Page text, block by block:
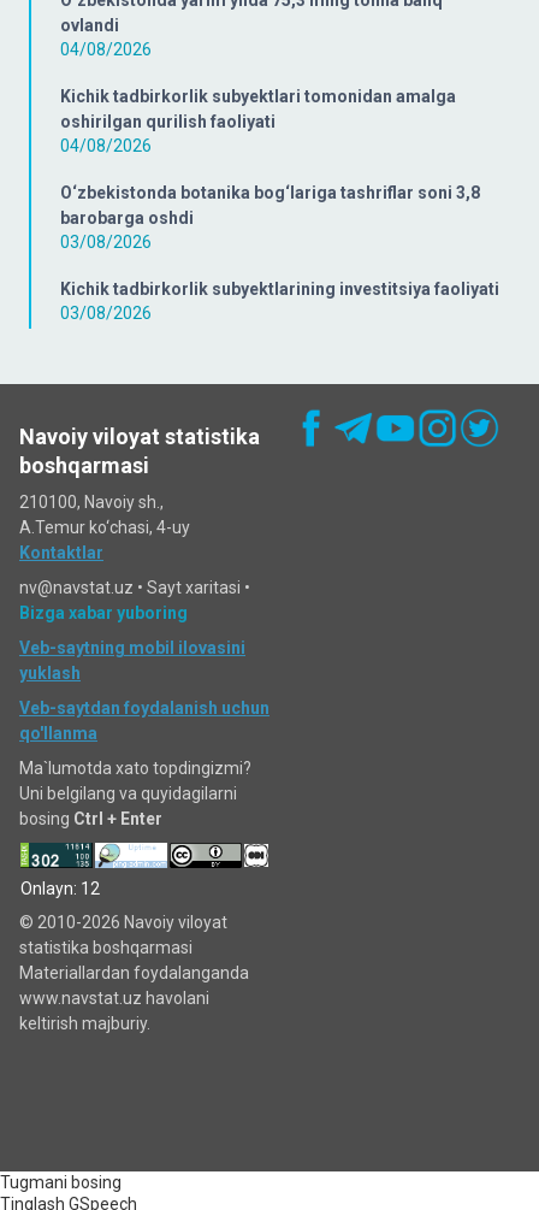
ovlandi
04/08/2026
Kichik tadbirkorlik subyektlari tomonidan amalga
oshirilgan qurilish faoliyati
04/08/2026
O‘zbekistonda botanika bog‘lariga tashriflar soni 3,8
barobarga oshdi
03/08/2026
Kichik tadbirkorlik subyektlarining investitsiya faoliyati
03/08/2026
Navoiy viloyat statistika
boshqarmasi
210100, Navoiy sh.,
A.Temur ko‘chаsi, 4-uy
Kontaktlar
nv@navstat.uz • Sayt xaritasi •
Bizga xabar yuboring
Veb-saytning mobil ilovasini
yuklash
Veb-saytdan foydalanish uchun
qo'llanma
Ma`lumotda xato topdingizmi?
Uni belgilang va quyidagilarni
bosing Ctrl + Enter
Onlayn: 12
© 2010-2026 Navoiy viloyat
statistika boshqarmasi
Materiallardan foydalanganda
www.navstat.uz havolani
keltirish majburiy.
Tugmani bosing
Tinglash GSpeech